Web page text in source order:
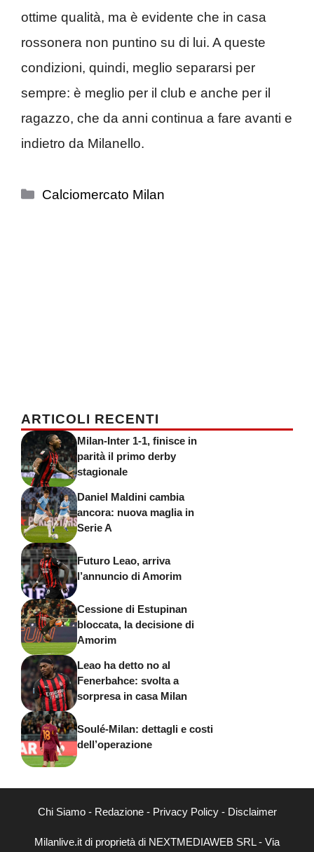
ottime qualità, ma è evidente che in casa
rossonera non puntino su di lui. A queste
condizioni, quindi, meglio separarsi per
sempre: è meglio per il club e anche per il
ragazzo, che da anni continua a fare avanti e
indietro da Milanello.
Categorie
Calciomercato Milan
ARTICOLI RECENTI
Milan-Inter 1-1, finisce in
parità il primo derby
stagionale
Daniel Maldini cambia
ancora: nuova maglia in
Serie A
Futuro Leao, arriva
l’annuncio di Amorim
Cessione di Estupinan
bloccata, la decisione di
Amorim
Leao ha detto no al
Fenerbahce: svolta a
sorpresa in casa Milan
Soulé-Milan: dettagli e costi
dell’operazione
Chi Siamo- Redazione- Privacy Policy- Disclaimer
Milanlive.it di proprietà di NEXTMEDIAWEB SRL - Via